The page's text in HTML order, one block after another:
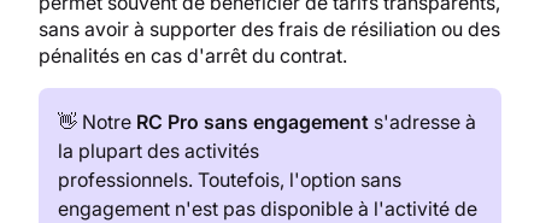
sans avoir à supporter des frais de résiliation ou des
pénalités en cas d'arrêt du contrat.
👋 Notre RC Pro sans engagement s'adresse à
la plupart des activités
professionnels. Toutefois, l'option sans
engagement n'est pas disponible à l'activité de